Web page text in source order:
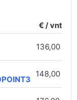
€ / vnt.
136,00 €
148,00 €